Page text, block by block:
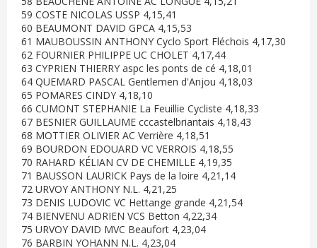
59 COSTE NICOLAS USSP 4,15,41
60 BEAUMONT DAVID GPCA 4,15,53
61 MAUBOUSSIN ANTHONY Cyclo Sport Fléchois 4,17,30
62 FOURNIER PHILIPPE UC CHOLET 4,17,44
63 CYPRIEN THIERRY aspc les ponts de cé 4,18,01
64 QUEMARD PASCAL Gentlemen d'Anjou 4,18,03
65 POMARES CINDY 4,18,10
66 CUMONT STEPHANIE La Feuillie Cycliste 4,18,33
67 BESNIER GUILLAUME cccastelbriantais 4,18,43
68 MOTTIER OLIVIER AC Verrière 4,18,51
69 BOURDON EDOUARD VC VERROIS 4,18,55
70 RAHARD KÉLIAN CV DE CHEMILLE 4,19,35
71 BAUSSON LAURICK Pays de la loire 4,21,14
72 URVOY ANTHONY N.L. 4,21,25
73 DENIS LUDOVIC VC Hettange grande 4,21,54
74 BIENVENU ADRIEN VCS Betton 4,22,34
75 URVOY DAVID MVC Beaufort 4,23,04
76 BARBIN YOHANN N.L. 4,23,04